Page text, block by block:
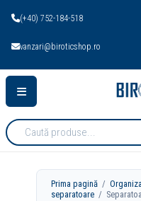
(+40) 752-184-518
vanzari@biroticshop.ro
Cauta
produse:
Prima pagină /
separatoare /